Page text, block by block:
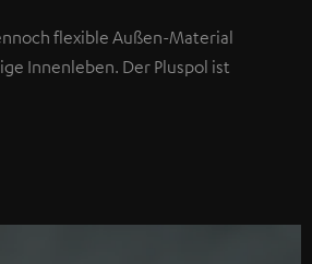
flexible Außen-Material
Innenleben. Der Pluspol ist